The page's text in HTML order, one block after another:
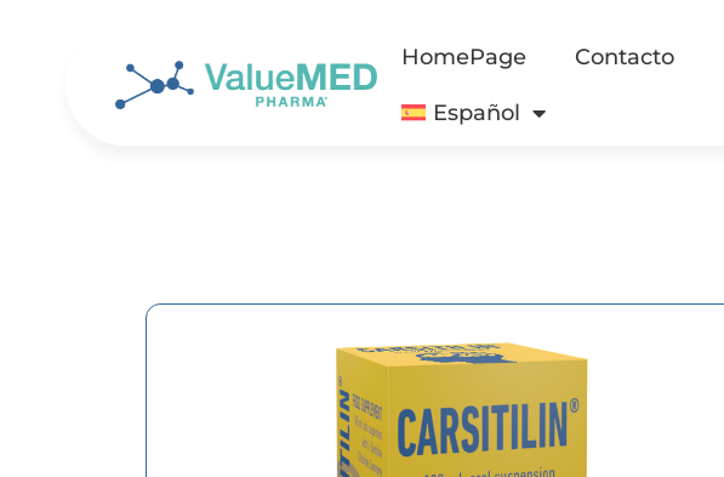
HomePage Contacto
Español